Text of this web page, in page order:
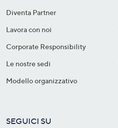
Diventa Partner
Lavora con noi
Corporate Responsibility
Le nostre sedi
Modello organizzativo
SEGUICI SU